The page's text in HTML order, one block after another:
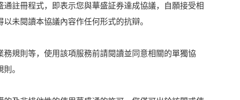
註冊程式，即表示您與華盛証券達成協議，自願接受相
未閱讀本協議內容作任何形式的抗辯。
規則等，使用該項服務前請閱讀並同意相關的單獨協
。